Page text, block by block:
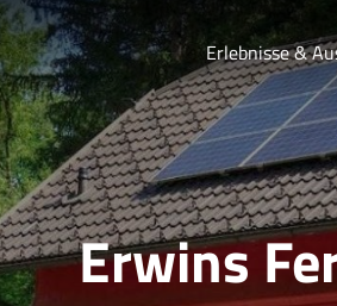
Erlebnisse &
Erwins